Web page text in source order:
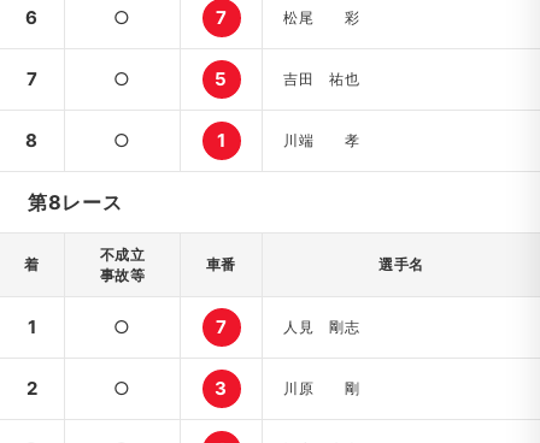
6 ○ 7 松尾 彩
7 ○ 5 吉田 祐也
8 ○ 1 川端 孝
第8レース
着
不成立
事故等
車番 選手名
1 ○ 7 人見 剛志
2 ○ 3 川原 剛